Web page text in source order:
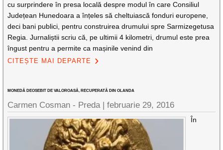
cu surprindere în presa locală despre modul în care Consiliul
Județean Hunedoara a înțeles să cheltuiască fonduri europene,
deci bani publici, pentru construirea drumului spre Sarmizegetusa
Regia. Jurnaliștii scriu că, pe ultimii 4 kilometri, drumul este prea
îngust pentru a permite ca mașinile venind din
CITEȘTE MAI DEPARTE
MONEDĂ DEOSEBIT DE VALOROASĂ, RECUPERATĂ DIN OLANDA
Carmen Cosman - Preda |februarie 29, 2016
În